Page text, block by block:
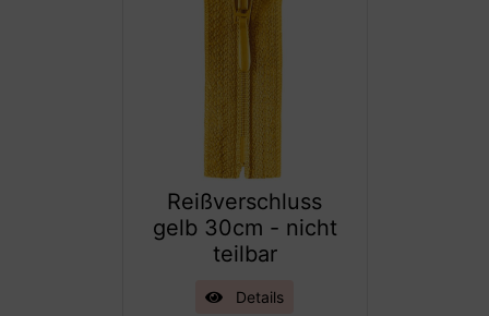
Reißverschluss
gelb 30cm - nicht
teilbar
Details